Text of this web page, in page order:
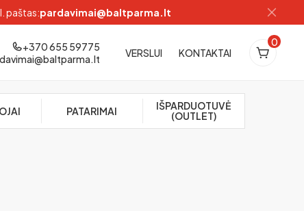
paštas:pardavimai@baltparma.lt
+370 655 59775
VERSLUI KONTAKTAI
0
PATARIMAI
IŠPARDUOTUVĖ
(OUTLET)